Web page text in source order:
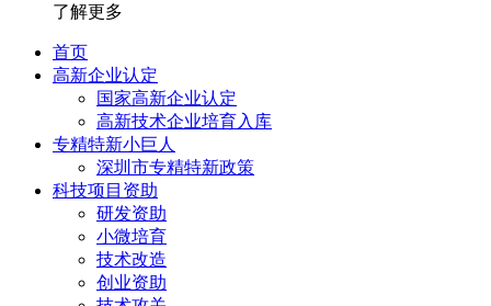
了解更多
首页
高新企业认定
国家高新企业认定
高新技术企业培育入库
专精特新小巨人
深圳市专精特新政策
科技项目资助
研发资助
小微培育
技术改造
创业资助